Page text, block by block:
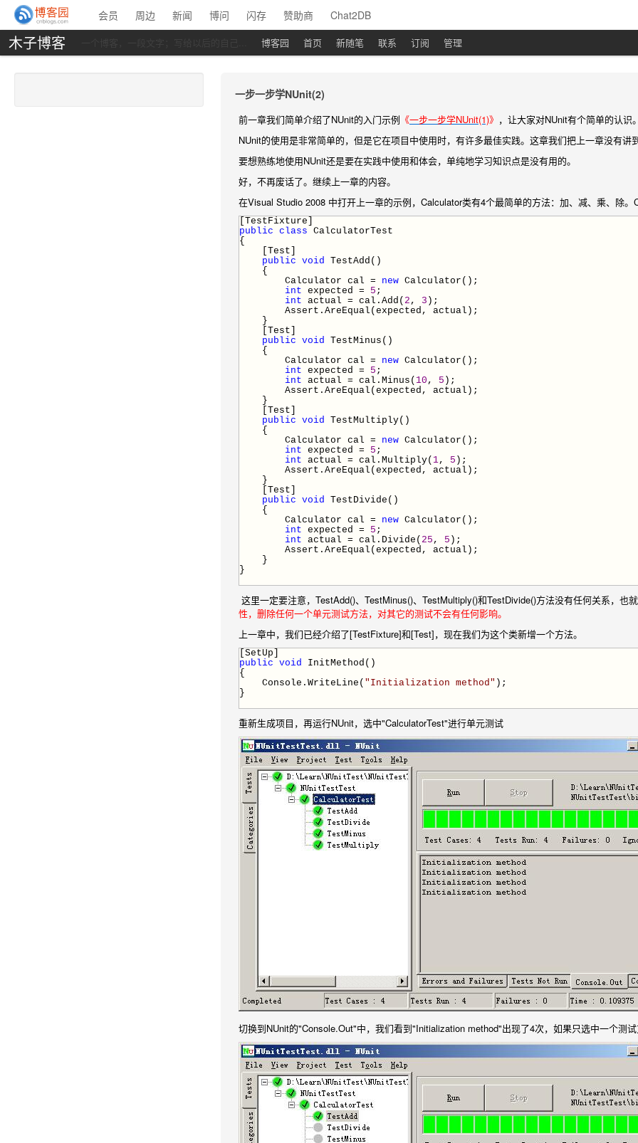
会员 周边 新闻 博问 闪存 赞助商 Chat2DB
木子博客 博客园 首页 新随笔 联系 订阅 管理
一步一步学NUnit(2)
前一章我们简单介绍了NUnit的入门示例 《一步一步学NUnit(1)》 ，让大家对NUnit有个简单的认识
NUnit的使用是非常简单的，但是它在项目中使用时，有许多最佳实践。这章我们把上一章没有讲
要想熟练地使用NUnit还是要在实践中使用和体会，单纯地学习知识点是没有用的。
好，不再废话了。继续上一章的内容。
在Visual Studio 2008 中打开上一章的示例，Calculator类有4个最简单的方法：加、减、乘、除
[TestFixture]
public class CalculatorTest
{
[Test]
public void TestAdd()
{
Calculator cal = new Calculator();
int expected = 5 ;
int actual = cal.Add( 2 , 3 );
Assert.AreEqual(expected, actual);
}
[Test]
public void TestMinus()
{
Calculator cal = new Calculator();
int expected = 5 ;
int actual = cal.Minus( 10 , 5 );
Assert.AreEqual(expected, actual);
}
[Test]
public void TestMultiply()
{
Calculator cal = new Calculator();
int expected = 5 ;
int actual = cal.Multiply( 1, 5 );
Assert.AreEqual(expected, actual);
}
[Test]
public void TestDivide()
{
Calculator cal = new Calculator();
int expected = 5 ;
int actual = cal.Divide( 25 , 5 );
Assert.AreEqual(expected, actual);
}
}
这里一定要注意，TestAdd()、TestMinus()、TestMultiply()和TestDivide()方法没有任何关系，也
性，删除任何一个单元测试方法，对其它的测试不会有任何影响。
上一章中，我们已经介绍了[TestFixture]和[Test]，现在我们为这个类新增一个方法。
[SetUp]
public void InitMethod()
{
Console.WriteLine( " Initialization method" );
}
重新生成项目，再运行NUnit，选中"CalculatorTest"进行单元测试
切换到NUnit的"Console.Out"中，我们看到"Initialization method"出现了4次，如果只选中一个测